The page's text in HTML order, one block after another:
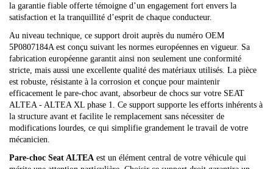
la garantie fiable offerte témoigne d’un engagement fort envers la
satisfaction et la tranquillité d’esprit de chaque conducteur.
Au niveau technique, ce support droit auprès du numéro OEM
5P0807184A est conçu suivant les normes européennes en vigueur. Sa
fabrication européenne garantit ainsi non seulement une conformité
stricte, mais aussi une excellente qualité des matériaux utilisés. La pièce
est robuste, résistante à la corrosion et conçue pour maintenir
efficacement le pare-choc avant, absorbeur de chocs sur votre SEAT
ALTEA - ALTEA XL phase 1. Ce support supporte les efforts inhérents à
la structure avant et facilite le remplacement sans nécessiter de
modifications lourdes, ce qui simplifie grandement le travail de votre
mécanicien.
Pare-choc Seat ALTEA est un élément central de votre véhicule qui